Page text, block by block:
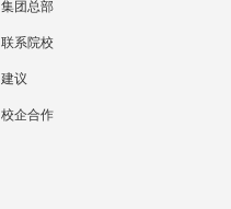
集团总部
联系院校
建议
校企合作